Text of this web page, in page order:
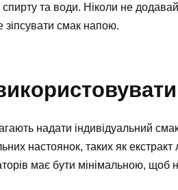
та води. Ніколи не
зіпсувати смак напою.
надати індивідуальний
настоянок, таких як
має бути мінімальною, щоб